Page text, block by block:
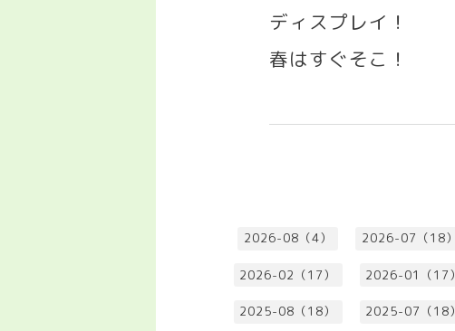
ディスプレイ！
春はすぐそこ！
2026-08（4） 2026-07（18）
2026-02（17） 2026-01（17）
2025-08（18） 2025-07（18）